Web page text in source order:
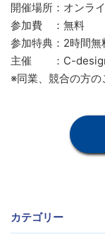
開催場所：オンラ
参加費 ：無料
参加特典：2時間無
主催 ：C-design
※同業、競合の方の
カテゴリー